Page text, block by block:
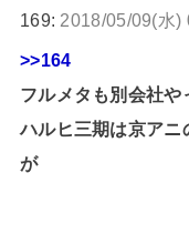
169: 2018/05/09(水
>>164
フルメタも別会社や
ハルヒ三期は京ア
が